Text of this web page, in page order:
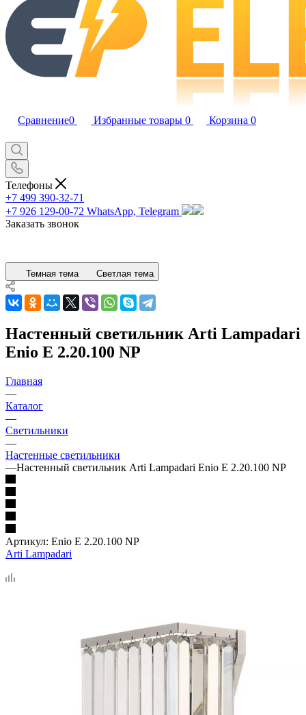
Сравнение0 Избранные товары 0 Корзина 0
Телефоны
+7 499 390-32-71
+7 926 129-00-72 WhatsApp, Telegram
Заказать звонок
Темная тема Светлая тема
Настенный светильник Arti Lampadari
Enio E 2.20.100 NP
Главная
—
Каталог
—
Светильники
—
Настенные светильники
—Настенный светильник Arti Lampadari Enio E 2.20.100 NP
Артикул: Enio E 2.20.100 NP
Arti Lampadari